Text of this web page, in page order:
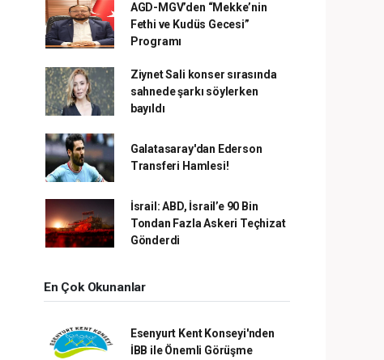
AGD-MGV’den “Mekke’nin
Fethi ve Kudüs Gecesi”
Programı
Ziynet Sali konser sırasında
sahnede şarkı söylerken
bayıldı
Galatasaray'dan Ederson
Transferi Hamlesi!
İsrail: ABD, İsrail’e 90 Bin
Tondan Fazla Askeri Teçhizat
Gönderdi
En Çok Okunanlar
Esenyurt Kent Konseyi'nden
İBB ile Önemli Görüşme